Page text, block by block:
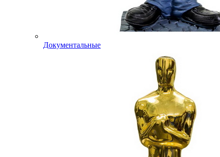
Документальные